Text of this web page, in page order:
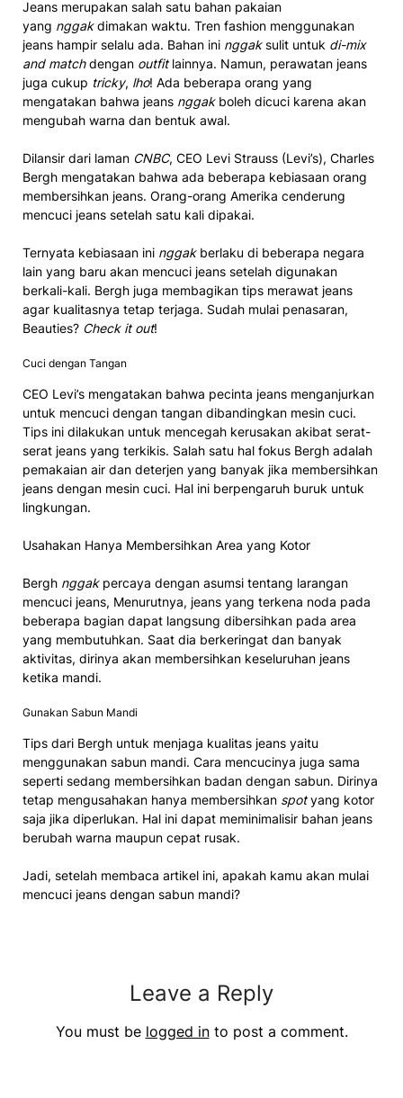
Jeans merupakan salah satu bahan pakaian
yang nggakdimakan waktu. Tren fashion menggunakan
jeans hampir selalu ada. Bahan ini nggaksulit untuk di-mix
and matchdengan outfitlainnya. Namun, perawatan jeans
juga cukup tricky, lho! Ada beberapa orang yang
mengatakan bahwa jeans nggakboleh dicuci karena akan
mengubah warna dan bentuk awal.
Dilansir dari laman CNBC, CEO Levi Strauss (Levi’s), Charles
Bergh mengatakan bahwa ada beberapa kebiasaan orang
membersihkan jeans. Orang-orang Amerika cenderung
mencuci jeans setelah satu kali dipakai.
Ternyata kebiasaan ini nggakberlaku di beberapa negara
lain yang baru akan mencuci jeans setelah digunakan
berkali-kali. Bergh juga membagikan tips merawat jeans
agar kualitasnya tetap terjaga. Sudah mulai penasaran,
Beauties? Check it out!
Cuci dengan Tangan
CEO Levi’s mengatakan bahwa pecinta jeans menganjurkan
untuk mencuci dengan tangan dibandingkan mesin cuci.
Tips ini dilakukan untuk mencegah kerusakan akibat serat-
serat jeans yang terkikis. Salah satu hal fokus Bergh adalah
pemakaian air dan deterjen yang banyak jika membersihkan
jeans dengan mesin cuci. Hal ini berpengaruh buruk untuk
lingkungan.
Usahakan Hanya Membersihkan Area yang Kotor
Bergh nggakpercaya dengan asumsi tentang larangan
mencuci jeans, Menurutnya, jeans yang terkena noda pada
beberapa bagian dapat langsung dibersihkan pada area
yang membutuhkan. Saat dia berkeringat dan banyak
aktivitas, dirinya akan membersihkan keseluruhan jeans
ketika mandi.
Gunakan Sabun Mandi
Tips dari Bergh untuk menjaga kualitas jeans yaitu
menggunakan sabun mandi. Cara mencucinya juga sama
seperti sedang membersihkan badan dengan sabun. Dirinya
tetap mengusahakan hanya membersihkan spotyang kotor
saja jika diperlukan. Hal ini dapat meminimalisir bahan jeans
berubah warna maupun cepat rusak.
Jadi, setelah membaca artikel ini, apakah kamu akan mulai
mencuci jeans dengan sabun mandi?
Leave a Reply
You must be logged into post a comment.